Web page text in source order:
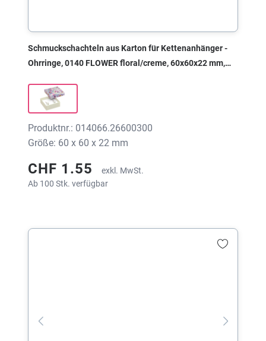
Schmuckschachteln aus Karton für Kettenanhänger -
Ohrringe, 0140 FLOWER floral/creme, 60x60x22 mm,
Produktnr.: 014066.26600300
Größe: 60 x 60 x 22 mm
CHF 1.55
exkl. MwSt.
Ab 100 Stk. verfügbar